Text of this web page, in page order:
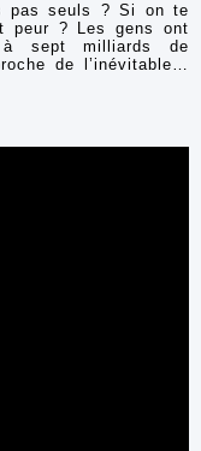
pas seuls ? Si on te
peur ? Les gens ont
sept milliards de
de l’inévitable…